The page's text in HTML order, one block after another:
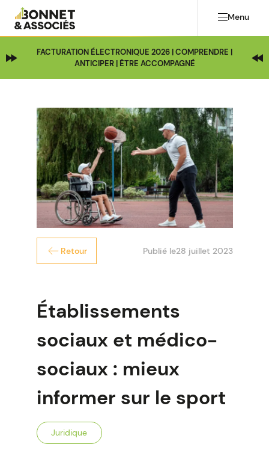
Menu
FACTURATION ÉLECTRONIQUE 2026 | COMPRENDRE |
ANTICIPER | ÊTRE ACCOMPAGNÉ
Retour Publié le28 juillet 2023
Établissements
sociaux et médico-
sociaux : mieux
informer sur le sport
Juridique